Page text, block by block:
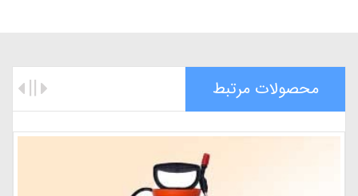
محصولات مرتبط